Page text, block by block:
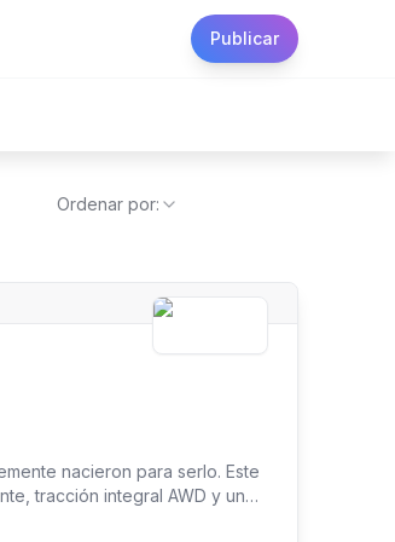
Publicar
Ordenar por:
nacieron para serlo. Este
tracción integral AWD y un
tiempos donde muchos carros